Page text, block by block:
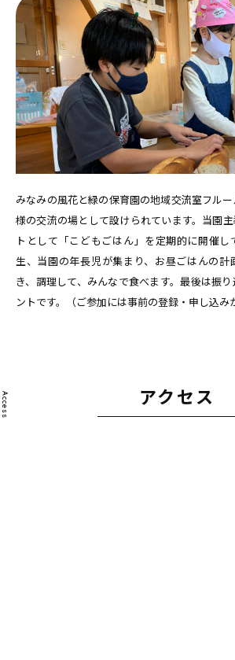
みなみの風花と緑の保育園の地域交流室フル
様の交流の場として設けられています。当園
トとして「こどもごはん」を定期的に開催
生、当園の年長児が集まり、お昼ごはんの計
き、調理して、みんなで食べます。最後は振
ントです。（ご参加には事前の登録・申し込み
Access アクセス